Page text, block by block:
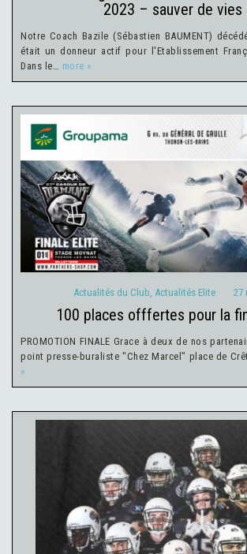
2023 – sauver de vies
Notre Coach Bazile (Sébastien BAUMENT)
était un donneur actif pour l'Etablissement
Dans le…
more »
Actualités du Club Actualités Elite
Actualités du Club Actualités Elite 27
100 places offfertes pour la
PROMOTION FINALE Grace à deux de nos
point presse-buraliste "Chez Marcel" place de
»
Actualités du Club Actualités Elite 25